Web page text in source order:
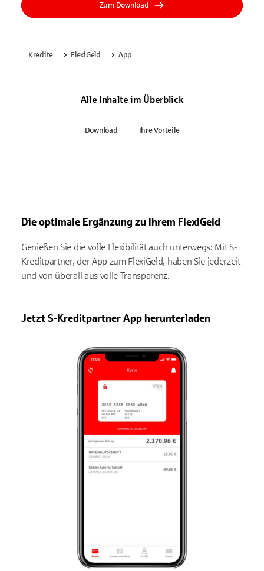
Zum Download
Kredite FlexiGeld App
Alle Inhalte im Überblick
Download Ihre Vorteile
Die optimale Ergänzung zu Ihrem FlexiGeld
Genießen Sie die volle Flexibilität auch unterwegs: Mit S-
Kreditpartner, der App zum FlexiGeld, haben Sie jederzeit
und von überall aus volle Transparenz.
Jetzt S-Kreditpartner App herunterladen